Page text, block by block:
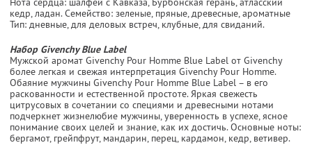
кедр, ладан. Семейство: зеленые, пряные, древесные, ароматные
Тип: дневные, для деловых встреч, клубные, для свиданий.
Набор Givenchy Blue Label
Мужской аромат Givenchy Pour Homme Blue Label от Givenchy
более легкая и свежая интерпретация Givenchy Pour Homme.
Обаяние мужчины Givenchy Pour Homme Blue Label – в его
раскованности и естественной простоте. Яркая свежесть
цитрусовых в сочетании со специями и древесными нотами
подчеркнет жизнелюбие мужчины, уверенность в успехе, ясное
понимание своих целей и знание, как их достичь. Основные ноты:
бергамот, грейпфрут, мандарин, перец, кардамон, кедр, ветивер.